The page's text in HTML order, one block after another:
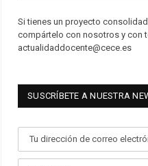
Si tienes un proyecto
compártelo con nosotros y con
actualidaddocente@cece.es
SUSCRÍBETE A NUESTRA